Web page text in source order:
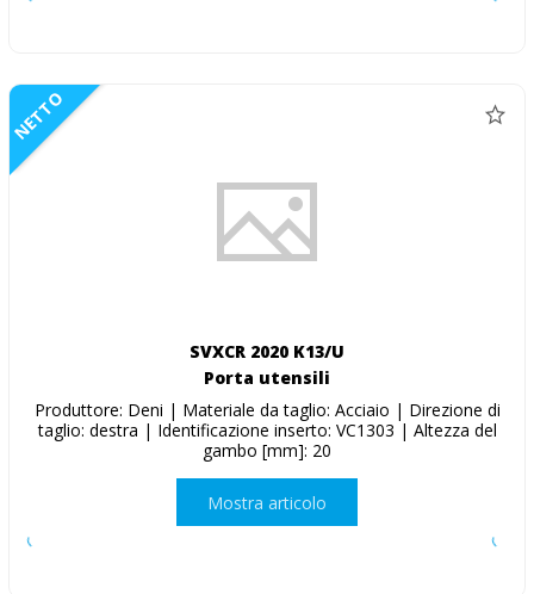
NETTO
SVXCR 2020 K13/U
Porta utensili
Produttore: Deni | Materiale da taglio: Acciaio | Direzione di
taglio: destra | Identificazione inserto: VC1303 | Altezza del
gambo [mm]: 20
Mostra articolo